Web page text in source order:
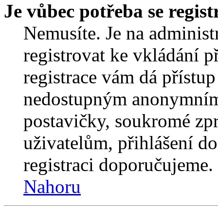
Je vůbec potřeba se
Nemusíte. Je na
registrovat ke vkládání
registrace vám dá
nedostupným
postavičky, soukromé
uživatelům, přihlášení
registraci
Nahoru